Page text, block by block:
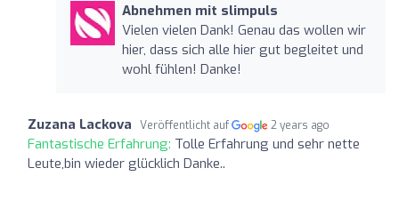
Abnehmen mit slimpuls
Vielen vielen Dank! Genau das wollen wir
hier, dass sich alle hier gut begleitet und
wohl fühlen! Danke!
Zuzana Lackova Veröffentlicht auf 2 years ago
Fantastische Erfahrung: Tolle Erfahrung und sehr nette
Leute,bin wieder glücklich Danke..